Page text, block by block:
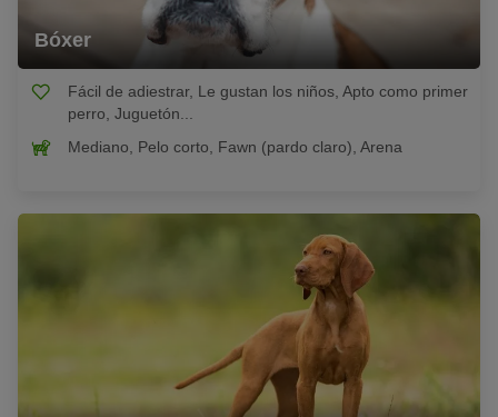
Bóxer
Fácil de adiestrar, Le gustan los niños, Apto como primer
perro, Juguetón...
Mediano, Pelo corto, Fawn (pardo claro), Arena